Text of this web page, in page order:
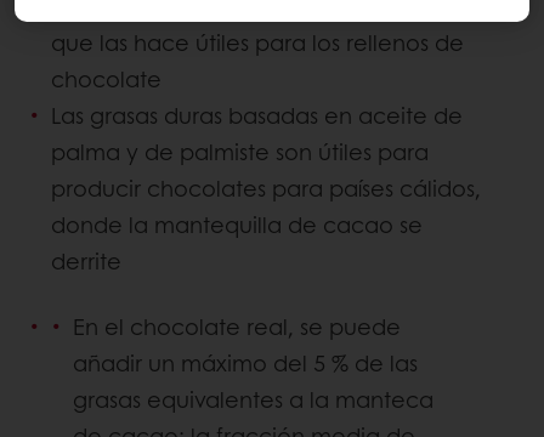
que las hace útiles para los rellenos de
chocolate
Las grasas duras basadas en aceite de
palma y de palmiste son útiles para
producir chocolates para países cálidos,
donde la mantequilla de cacao se
derrite
En el chocolate real, se puede
añadir un máximo del 5 % de las
grasas equivalentes a la manteca